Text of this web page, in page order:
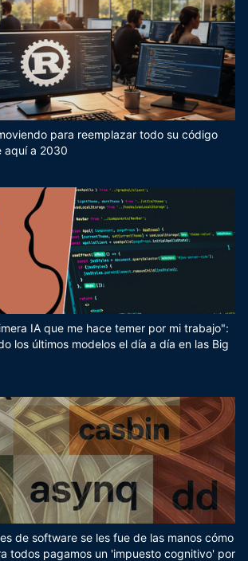
para reemplazar todo su código
aquí a 2030
IA que me hace temer por mi trabajo":
los últimos modelos el día a día en las Big
de software se les fue de las manos cómo
todos pagamos un 'impuesto cognitivo' por